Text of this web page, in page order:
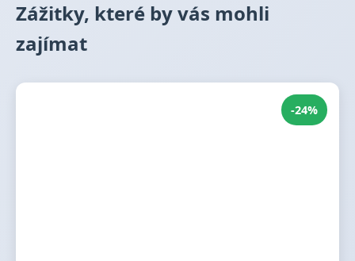
Zážitky, které by vás mohli
zajímat
-24%